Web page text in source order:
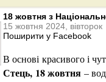
18 жовтня з
15 жовтня 2024, вівторок
Поширити у Facebook
В основі красивого і
Стець, 18 жовтня –